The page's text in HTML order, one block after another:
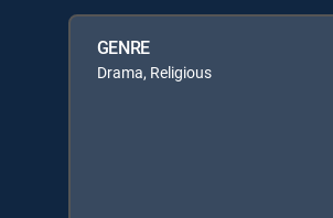
GENRE
Drama, Religious